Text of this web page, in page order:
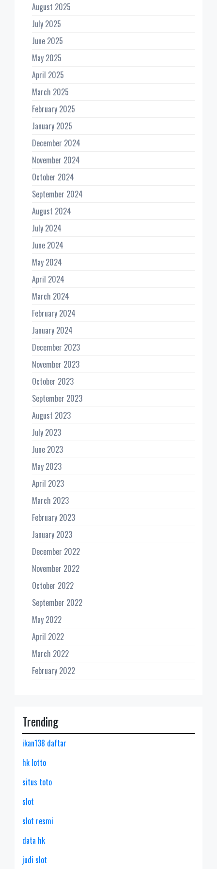
August 2025
July 2025
June 2025
May 2025
April 2025
March 2025
February 2025
January 2025
December 2024
November 2024
October 2024
September 2024
August 2024
July 2024
June 2024
May 2024
April 2024
March 2024
February 2024
January 2024
December 2023
November 2023
October 2023
September 2023
August 2023
July 2023
June 2023
May 2023
April 2023
March 2023
February 2023
January 2023
December 2022
November 2022
October 2022
September 2022
May 2022
April 2022
March 2022
February 2022
Trending
ikan138 daftar
hk lotto
situs toto
slot
slot resmi
data hk
judi slot